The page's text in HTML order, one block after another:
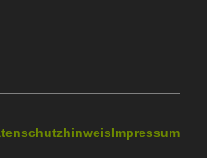
Impressum